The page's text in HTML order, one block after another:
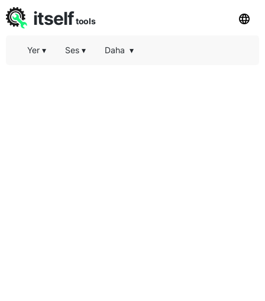
itselftools
Yer ▾ Ses ▾ Daha ▾